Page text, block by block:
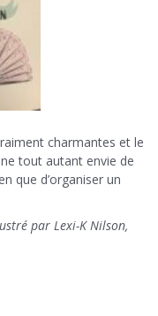
charmantes et le
tout autant envie de
que d’organiser un
par Lexi-K Nilson,